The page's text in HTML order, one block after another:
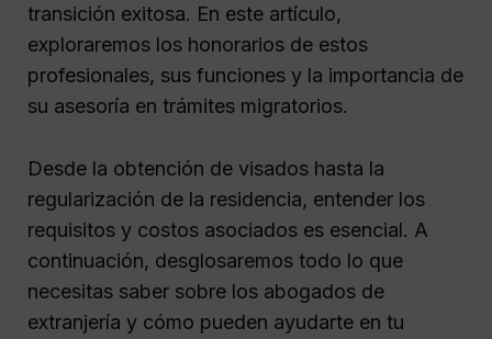
transición exitosa. En este artículo,
exploraremos los honorarios de estos
profesionales, sus funciones y la importancia de
su asesoría en trámites migratorios.
Desde la obtención de visados hasta la
regularización de la residencia, entender los
requisitos y costos asociados es esencial. A
continuación, desglosaremos todo lo que
necesitas saber sobre los abogados de
extranjería y cómo pueden ayudarte en tu